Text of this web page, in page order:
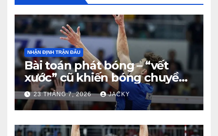
NHẬN ĐỊNH TRẬN ĐẤU
Bài toán phát bóng – “vết
xước” cũ khiến bóng chuyền
nam Việt Nam trả giá đắt
trước Thái Lan
23 THÁNG 7, 2026 JACKY